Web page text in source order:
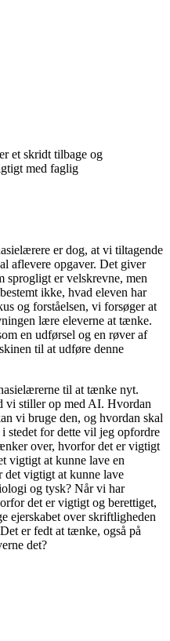
et skridt tilbage og
med faglig
er dog, at vi tiltagende
aflevere opgaver. Det giver
sprogligt er velskrevne, men
ikke, hvad eleven har
og forståelsen, vi forsøger at
lære eleverne at tænke.
en udførsel og en røver af
til at udføre denne
til at tænke nyt.
vi stiller op med AI. Hvordan
vi bruge den, og hvordan skal
stedet for dette vil jeg opfordre
over, hvorfor det er vigtigt
vigtigt at kunne lave en
vigtigt at kunne lave
og tysk? Når vi har
det er vigtigt og berettiget,
ejerskabet over skriftligheden
er fedt at tænke, også på
det?